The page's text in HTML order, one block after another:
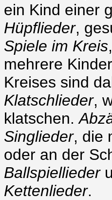
ein Kind einer
Hüpflieder,
Spiele im Kreis
mehrere
Kreises sind
Klatschlieder,
klatschen.
Singlieder, die
oder an der
Ballspiellieder
Kettenlieder.